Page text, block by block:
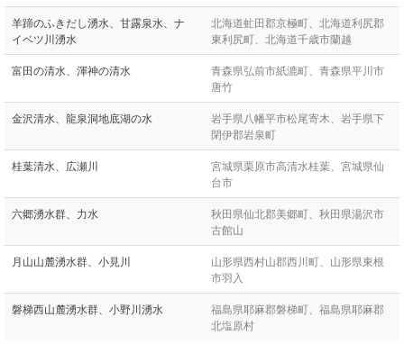
羊蹄のふきだし湧水、甘露泉水、ナ
イベツ川湧水
北海道虻田郡京極町、北海道利尻郡
東利尻町、北海道千歳市蘭越
富田の清水、渾神の清水
青森県弘前市紙漉町、青森県平川市
唐竹
金沢清水、龍泉洞地底湖の水
岩手県八幡平市松尾寄木、岩手県下
閉伊郡岩泉町
桂葉清水、広瀬川
宮城県栗原市高清水桂葉、宮城県仙
台市
六郷湧水群、力水
秋田県仙北郡美郷町、秋田県湯沢市
古館山
月山山麓湧水群、小見川
山形県西村山郡西川町、山形県東根
市羽入
磐梯西山麓湧水群、小野川湧水
福島県耶麻郡磐梯町、福島県耶麻郡
北塩原村